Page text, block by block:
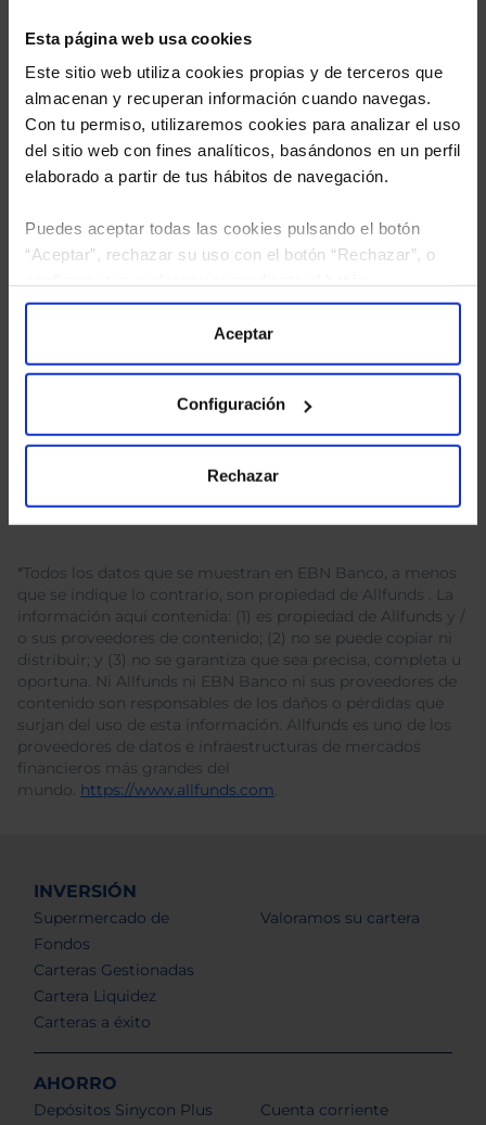
Esta página web usa cookies
Este sitio web utiliza cookies propias y de terceros que
almacenan y recuperan información cuando navegas.
Con tu permiso, utilizaremos cookies para analizar el uso
del sitio web con fines analíticos, basándonos en un perfil
elaborado a partir de tus hábitos de navegación.
Puedes aceptar todas las cookies pulsando el botón
“Aceptar”, rechazar su uso con el botón “Rechazar”, o
“Configuración”. Consulta nuestraPolítica
para más información.
Aceptar
Configuración
Rechazar
He leído
tratamiento de mis datos personales.
*Todos los datos que se muestran en EBN Banco, a menos
que se indique lo contrario, son propiedad de Allfunds . La
información aquí contenida: (1) es propiedad de Allfunds y /
o sus proveedores de contenido; (2) no se puede copiar ni
distribuir; y (3) no se garantiza que sea precisa, completa u
oportuna. Ni Allfunds ni EBN Banco ni sus proveedores de
contenido son responsables de los daños o pérdidas que
surjan del uso de esta información. Allfunds es uno de los
proveedores de datos e infraestructuras de mercados
financieros más grandes del
mundo. https://www.allfunds.com.
INVERSIÓN
Supermercado de
Fondos
Carteras Gestionadas
Cartera Liquidez
Carteras a éxito
Valoramos su cartera
AHORRO
Depósitos Sinycon Plus
Cuenta corriente